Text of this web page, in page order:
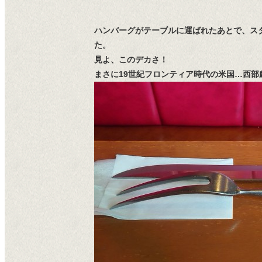
ハンバーグがテーブルに運ばれたあとで、
た。
見よ、このデカさ！
まさに19世紀フロンティア時代の米国…西部